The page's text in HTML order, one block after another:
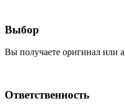
Выбор
Вы получаете оригинал или
Ответственность